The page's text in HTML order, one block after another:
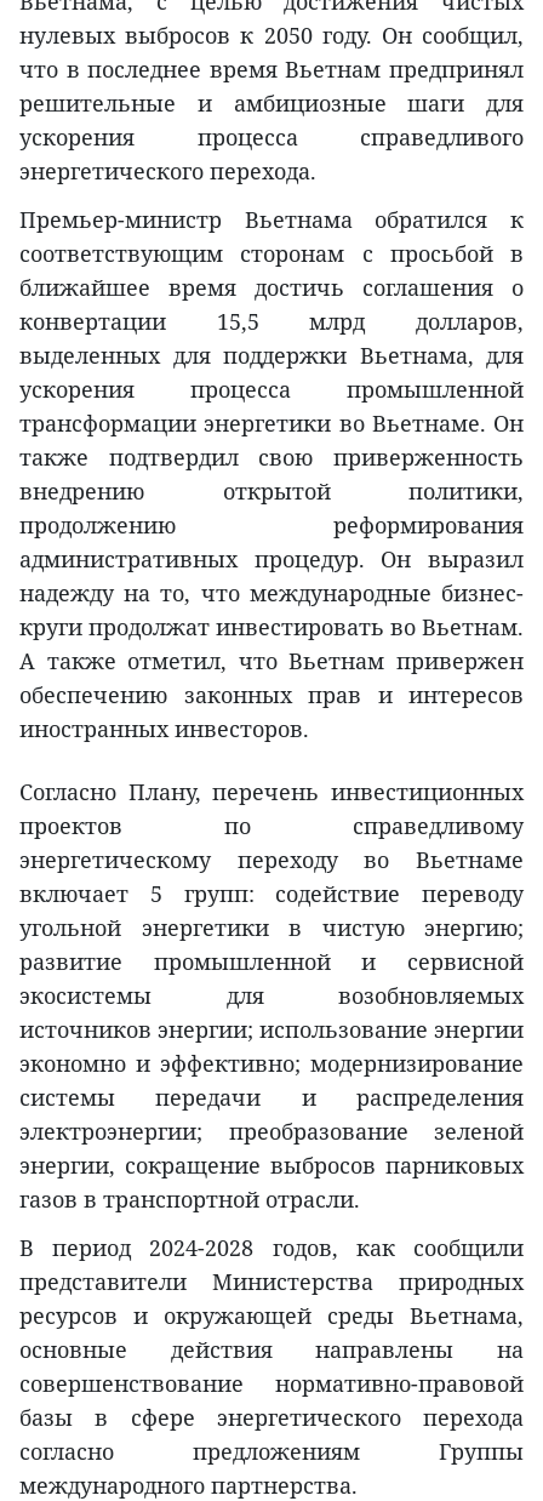
нулевых выбросов к 2050 году. Он сообщил,
что в последнее время Вьетнам предпринял
решительные и амбициозные шаги для
ускорения процесса справедливого
энергетического перехода.
Премьер-министр Вьетнама обратился к
соответствующим сторонам с просьбой в
ближайшее время достичь соглашения о
конвертации 15,5 млрд долларов,
выделенных для поддержки Вьетнама, для
ускорения процесса промышленной
трансформации энергетики во Вьетнаме. Он
также подтвердил свою приверженность
внедрению открытой политики,
продолжению реформирования
административных процедур. Он выразил
надежду на то, что международные бизнес-
круги продолжат инвестировать во Вьетнам.
А также отметил, что Вьетнам привержен
обеспечению законных прав и интересов
иностранных инвесторов.
Согласно Плану, перечень инвестиционных
проектов по справедливому
энергетическому переходу во Вьетнаме
включает 5 групп: содействие переводу
угольной энергетики в чистую энергию;
развитие промышленной и сервисной
экосистемы для возобновляемых
источников энергии; использование энергии
экономно и эффективно; модернизирование
системы передачи и распределения
электроэнергии; преобразование зеленой
энергии, сокращение выбросов парниковых
газов в транспортной отрасли.
В период 2024-2028 годов, как сообщили
представители Министерства природных
ресурсов и окружающей среды Вьетнама,
основные действия направлены на
совершенствование нормативно-правовой
базы в сфере энергетического перехода
согласно предложениям Группы
международного партнерства.